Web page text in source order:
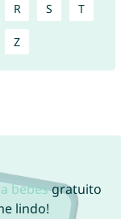
R S T
Z
bebêsgratuito
lindo!